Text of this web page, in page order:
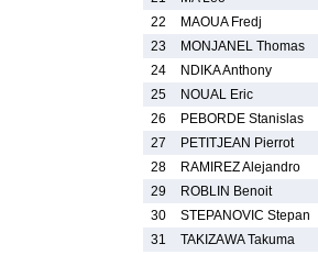
22
MAOUA Fredj
23
MONJANEL Thomas
24
NDIKA Anthony
25
NOUAL Eric
26
PEBORDE Stanislas
27
PETITJEAN Pierrot
28
RAMIREZ Alejandro
29
ROBLIN Benoit
30
STEPANOVIC Stepan
31
TAKIZAWA Takuma